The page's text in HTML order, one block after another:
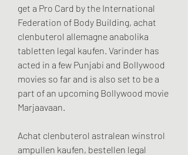
get a Pro Card by the International
Federation of Body Building, achat
clenbuterol allemagne anabolika
tabletten legal kaufen. Varinder has
acted in a few Punjabi and Bollywood
movies so far and is also set to be a
part of an upcoming Bollywood movie
Marjaavaan.
Achat clenbuterol astralean winstrol
ampullen kaufen, bestellen legal